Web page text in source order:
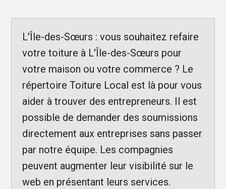
L'Île-des-Sœurs : vous souhaitez refaire
votre toiture à L'Île-des-Sœurs pour
votre maison ou votre commerce ? Le
répertoire Toiture Local est là pour vous
aider à trouver des entrepreneurs. Il est
possible de demander des soumissions
directement aux entreprises sans passer
par notre équipe. Les compagnies
peuvent augmenter leur visibilité sur le
web en présentant leurs services.